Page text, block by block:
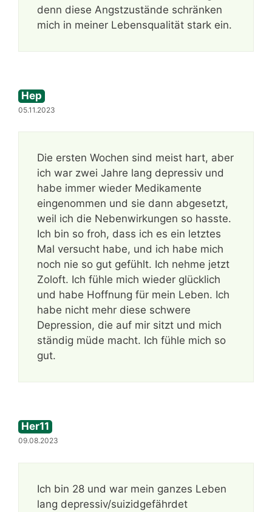
denn diese Angstzustände schränken
mich in meiner Lebensqualität stark ein.
Hep
05.11.2023
Die ersten Wochen sind meist hart, aber
ich war zwei Jahre lang depressiv und
habe immer wieder Medikamente
eingenommen und sie dann abgesetzt,
weil ich die Nebenwirkungen so hasste.
Ich bin so froh, dass ich es ein letztes
Mal versucht habe, und ich habe mich
noch nie so gut gefühlt. Ich nehme jetzt
Zoloft. Ich fühle mich wieder glücklich
und habe Hoffnung für mein Leben. Ich
habe nicht mehr diese schwere
Depression, die auf mir sitzt und mich
ständig müde macht. Ich fühle mich so
gut.
Her11
09.08.2023
Ich bin 28 und war mein ganzes Leben
lang depressiv/suizidgefährdet